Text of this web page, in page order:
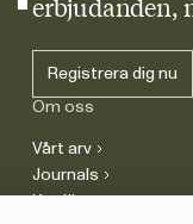
erbjudanden,
Registrera dig nu
Om oss
Vårt arv
Journals